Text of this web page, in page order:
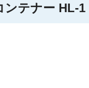
ンテナー HL-1